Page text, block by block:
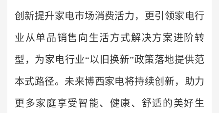
创新提升家电市场消费活力，更引领家电行
业从单品销售向生活方式解决方案进阶转
型，为家电行业“以旧换新”政策落地提供范
本式路径。未来博西家电将持续创新，助力
更多家庭享受智能、健康、舒适的美好生